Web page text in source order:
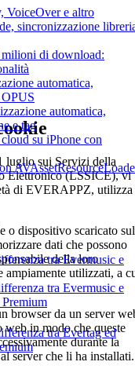
VoiceOver e altro
sincronizzazione
di download:
automatica,
automatica,
e tag
su iPhone con
tra Evermusic e
tra Evermusic e
tra Evertag ed
luglio sui Servizi della
Elettronico (LSSICE), vi
di EVERAPPZ,
o dispositivo scaricato sul
dati che possono
della loro
utilizzati, a
browser da un server
web in modo che queste
durante la
server che li ha installati.